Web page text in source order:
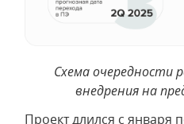
Схема очередности
внедрения на
Проект длился с января